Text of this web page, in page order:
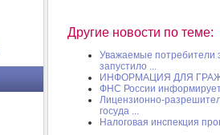
Другие новости по теме:
Уважаемые потребители
запустило ...
ИНФОРМАЦИЯ ДЛЯ
ФНС России
Лицензионно-
госуда ...
Налоговая инспекция